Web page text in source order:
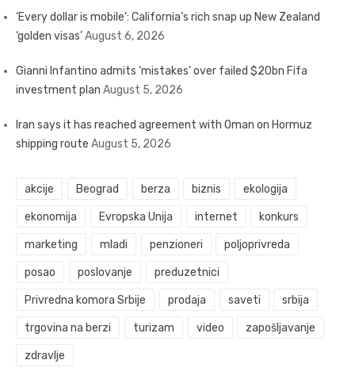
‘Every dollar is mobile’: California’s rich snap up New Zealand
‘golden visas’August 6, 2026
Gianni Infantino admits ‘mistakes’ over failed $20bn Fifa
investment plan August 5, 2026
Iran says it has reached agreement with Oman on Hormuz
shipping route August 5, 2026
akcije Beograd berza biznis ekologija
ekonomija Evropska Unija internet konkurs
marketing mladi penzioneri poljoprivreda
posao poslovanje preduzetnici
Privredna komora Srbije prodaja saveti srbija
trgovina na berzi turizam video zapošljavanje
zdravlje